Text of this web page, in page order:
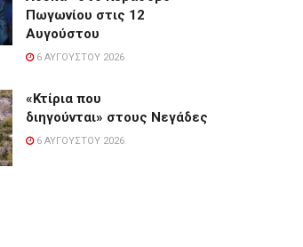
Πωγωνίου στις 12
Αυγούστου
6 ΑΥΓΟΎΣΤΟΥ 2026
«Κτίρια που
διηγούνται» στους Νεγάδες
6 ΑΥΓΟΎΣΤΟΥ 2026